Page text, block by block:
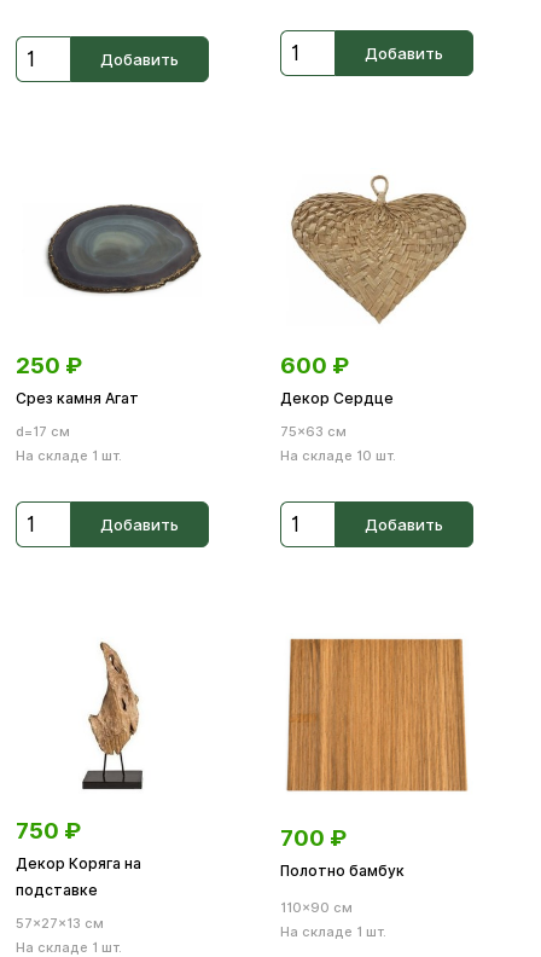
Добавить Добавить
250 ₽
Срез камня Агат
d=17 см
На складе 1 шт.
Добавить
600 ₽
Декор Сердце
75×63 см
На складе 10 шт.
Добавить
750 ₽
Декор Коряга на
подставке
57×27×13 см
На складе 1 шт.
700 ₽
Полотно бамбук
110×90 см
На складе 1 шт.